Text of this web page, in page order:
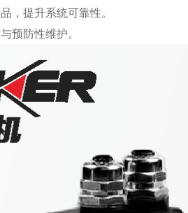
，提升系统可靠性。
预防性维护。